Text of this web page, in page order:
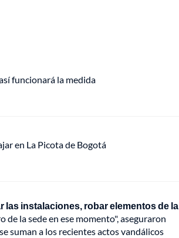
funcionará la medida
en La Picota de Bogotá
las instalaciones, robar elementos de la
de la sede en ese momento", aseguraron
suman a los recientes actos vandálicos